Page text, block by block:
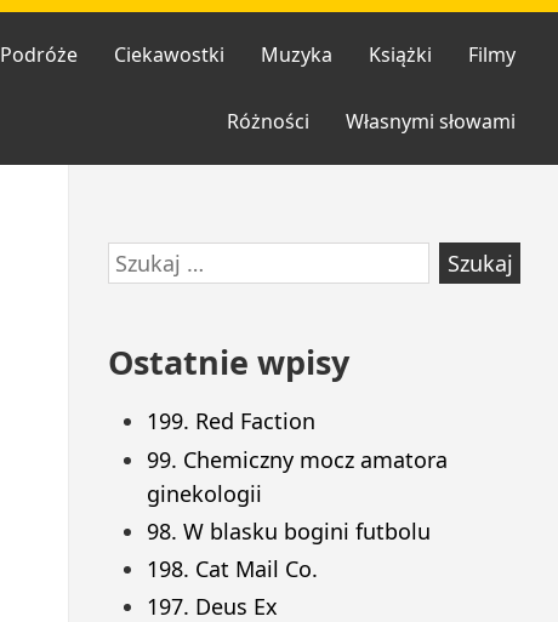
Podróże Ciekawostki Muzyka Książki Filmy
Różności Własnymi słowami
Przejdź
do
Szukaj:
Ostatnie wpisy
199. Red Faction
99. Chemiczny mocz amatora
ginekologii
98. W blasku bogini futbolu
198. Cat Mail Co.
197. Deus Ex